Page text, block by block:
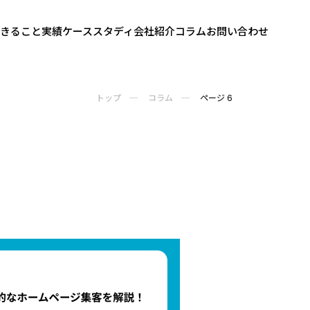
ること実績ケーススタディ 会社紹介コラムお問い合わせ
トップ コラム ページ 6